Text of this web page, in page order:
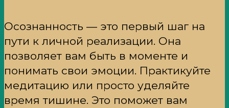
Осознанность — это первый шаг на
пути к личной реализации. Она
позволяет вам быть в моменте и
понимать свои эмоции. Практикуйте
медитацию или просто уделяйте
время тишине. Это поможет вам